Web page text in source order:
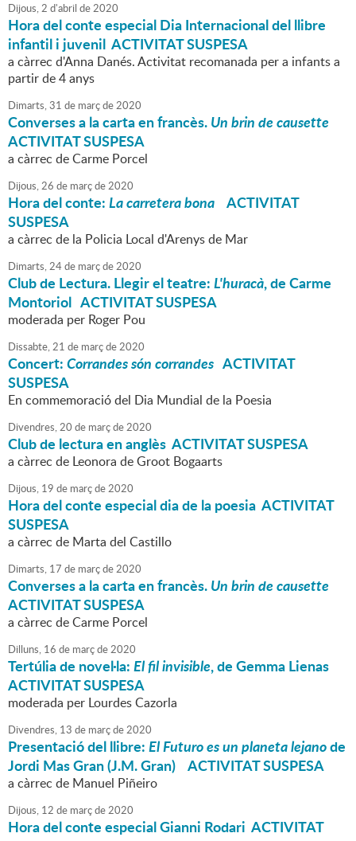
Dijous,2 d'abril de2020
Hora del conte especial Dia Internacional del llibre
infantil i juvenil ACTIVITAT SUSPESA
a càrrec d'Anna Danés. Activitat recomanada per a infants a
partir de 4 anys
Dimarts,31 de marçde2020
Converses a la carta en francès.Un brin de causette
ACTIVITAT SUSPESA
a càrrec de Carme Porcel
Dijous,26 de marçde2020
Hora del conte:La carretera bona ACTIVITAT
SUSPESA
a càrrec de la Policia Local d'Arenys de Mar
Dimarts,24de marçde2020
Club de Lectura. Llegir el teatre:L'huracà, de Carme
Montoriol ACTIVITAT SUSPESA
moderada per Roger Pou
Dissabte,21 de marçde2020
Concert:Corrandes són corrandes ACTIVITAT
SUSPESA
En commemoració del Dia Mundial de la Poesia
Divendres,20 de marçde2020
Club de lectura en anglès ACTIVITAT SUSPESA
a càrrec de Leonora de Groot Bogaarts
Dijous, 19 de marçde2020
Hora del conte especial dia de la poesia ACTIVITAT
SUSPESA
a càrrec de Marta del Castillo
Dimarts, 17 de marçde2020
Converses a la carta en francès.Un brin de causette
ACTIVITAT SUSPESA
a càrrec de Carme Porcel
Dilluns, 16 de marçde2020
Tertúlia de novel·la:El fil invisible, de Gemma Lienas
ACTIVITAT SUSPESA
moderada per Lourdes Cazorla
Divendres, 13 de marçde2020
Presentació del llibre:El Futuro es un planeta lejanode
Jordi Mas Gran (J.M. Gran) ACTIVITAT SUSPESA
a càrrec de Manuel Piñeiro
Dijous, 12 de marçde2020
Hora del conte especial Gianni Rodari ACTIVITAT